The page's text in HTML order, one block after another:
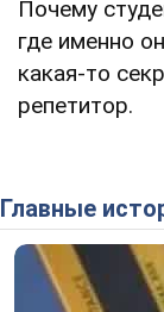
Почему
где именно
какая-то
репетитор.
Главные